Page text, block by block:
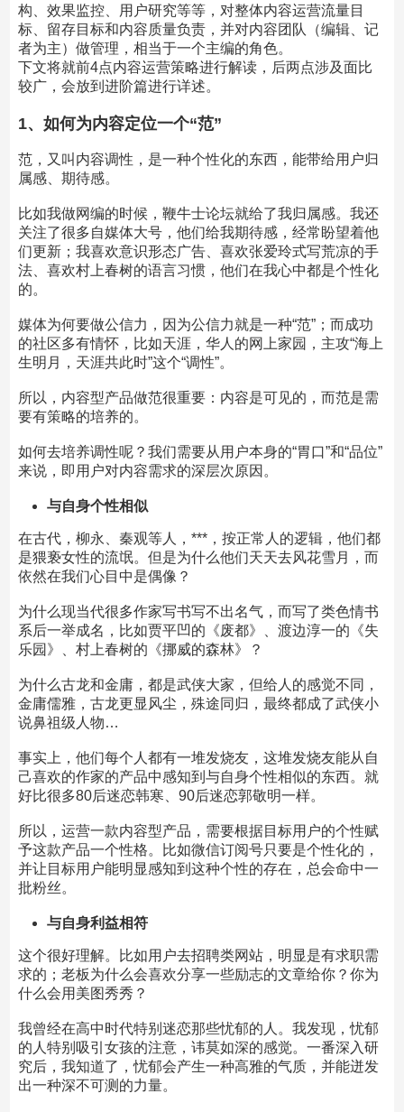
构、效果监控、用户研究等等，对整体内容运营流量目
标、留存目标和内容质量负责，并对内容团队（编辑、记
者为主）做管理，相当于一个主编的角色。
下文将就前4点内容运营策略进行解读，后两点涉及面比
较广，会放到进阶篇进行详述。
1、如何为内容定位一个“范”
范，又叫内容调性，是一种个性化的东西，能带给用户归
属感、期待感。
比如我做网编的时候，鞭牛士论坛就给了我归属感。我还
关注了很多自媒体大号，他们给我期待感，经常盼望着他
们更新；我喜欢意识形态广告、喜欢张爱玲式写荒凉的手
法、喜欢村上春树的语言习惯，他们在我心中都是个性化
的。
媒体为何要做公信力，因为公信力就是一种“范”；而成功
的社区多有情怀，比如天涯，华人的网上家园，主攻“海上
生明月，天涯共此时”这个“调性”。
所以，内容型产品做范很重要：内容是可见的，而范是需
要有策略的培养的。
如何去培养调性呢？我们需要从用户本身的“胃口”和“品位”
来说，即用户对内容需求的深层次原因。
与自身个性相似
在古代，柳永、秦观等人，***，按正常人的逻辑，他们都
是猥亵女性的流氓。但是为什么他们天天去风花雪月，而
依然在我们心目中是偶像？
为什么现当代很多作家写书写不出名气，而写了类色情书
系后一举成名，比如贾平凹的《废都》、渡边淳一的《失
乐园》、村上春树的《挪威的森林》？
为什么古龙和金庸，都是武侠大家，但给人的感觉不同，
金庸儒雅，古龙更显风尘，殊途同归，最终都成了武侠小
说鼻祖级人物…
事实上，他们每个人都有一堆发烧友，这堆发烧友能从自
己喜欢的作家的产品中感知到与自身个性相似的东西。就
好比很多80后迷恋韩寒、90后迷恋郭敬明一样。
所以，运营一款内容型产品，需要根据目标用户的个性赋
予这款产品一个性格。比如微信订阅号只要是个性化的，
并让目标用户能明显感知到这种个性的存在，总会命中一
批粉丝。
与自身利益相符
这个很好理解。比如用户去招聘类网站，明显是有求职需
求的；老板为什么会喜欢分享一些励志的文章给你？你为
什么会用美图秀秀？
我曾经在高中时代特别迷恋那些忧郁的人。我发现，忧郁
的人特别吸引女孩的注意，讳莫如深的感觉。一番深入研
究后，我知道了，忧郁会产生一种高雅的气质，并能迸发
出一种深不可测的力量。